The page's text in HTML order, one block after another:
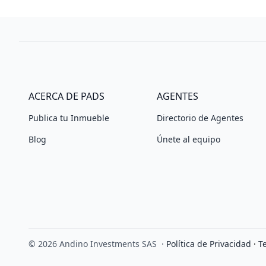
ACERCA DE PADS
Publica tu Inmueble
Blog
AGENTES
Directorio de Agentes
Únete al equipo
© 2026 Andino Investments SAS · Política de Privacidad ·